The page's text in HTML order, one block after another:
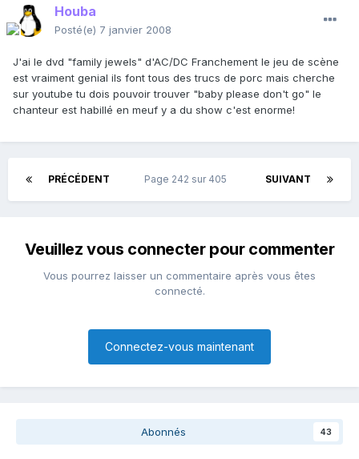
Houba
Posté(e) 7 janvier 2008
J'ai le dvd "family jewels" d'AC/DC Franchement le jeu de scène
est vraiment genial ils font tous des trucs de porc mais cherche
sur youtube tu dois pouvoir trouver "baby please don't go" le
chanteur est habillé en meuf y a du show c'est enorme!
PRÉCÉDENT SUIVANT
Page 242 sur 405
Veuillez vous connecter pour commenter
Vous pourrez laisser un commentaire après vous êtes
connecté.
Connectez-vous maintenant
Abonnés 43